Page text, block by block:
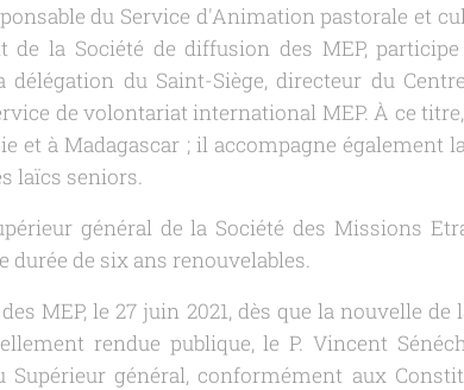
du Service d'Animation pastorale et
de la Société de diffusion des MEP,
délégation du Saint-Siège, directeur du
de volontariat international MEP. À ce
et à Madagascar ; il accompagne également
laïcs seniors.
général de la Société des Missions
durée de six ans renouvelables.
MEP, le 27 juin 2021, dès que la nouvelle
rendue publique, le P. Vincent
Supérieur général, conformément aux